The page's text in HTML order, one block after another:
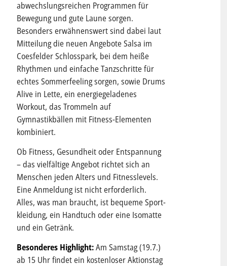
abwechslungsreichen Programmen für
Bewegung und gute Laune sorgen.
Besonders erwähnenswert sind dabei laut
Mitteilung die neuen Angebote Salsa im
Coesfelder Schlosspark, bei dem heiße
Rhythmen und einfache Tanzschritte für
echtes Sommerfeeling sorgen, sowie Drums
Alive in Lette, ein energiegeladenes
Workout, das Trommeln auf
Gymnastikbällen mit Fitness-Elementen
kombiniert.
Ob Fitness, Gesundheit oder Entspannung
– das vielfältige Angebot richtet sich an
Menschen jeden Alters und Fitnesslevels.
Eine Anmeldung ist nicht erforderlich.
Alles, was man braucht, ist bequeme Sport-
kleidung, ein Handtuch oder eine Isomatte
und ein Getränk.
Besonderes Highlight:Am Samstag (19.7.)
ab 15 Uhr findet ein kostenloser Aktionstag